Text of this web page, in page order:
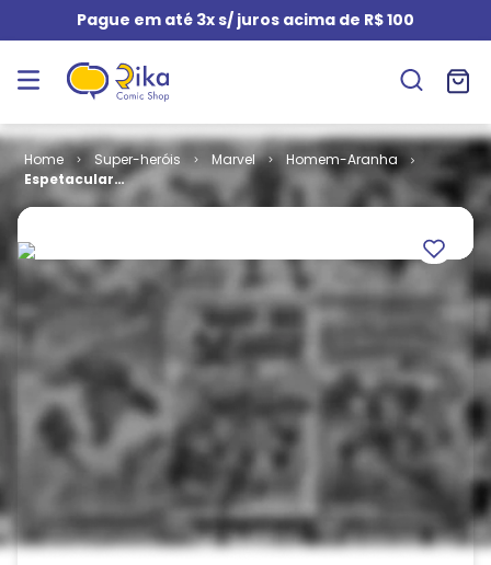
Pague em até 3x s/ juros acima de R$ 100
Super-heróis Marvel
Homem-Aranha
Espetacular
Homem-
Série # 03
(Edição
Espetacular)